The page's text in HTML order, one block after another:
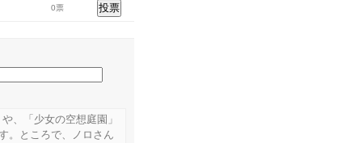
0票
、「少女の空想庭園」
。ところで、ノロさん